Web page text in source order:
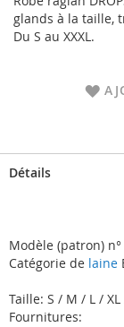
glands à la taille,
Du S au XXXL.
Détails
Modèle (patron)
Catégorie de laine
Taille: S / M / L / XL
Fournitures: